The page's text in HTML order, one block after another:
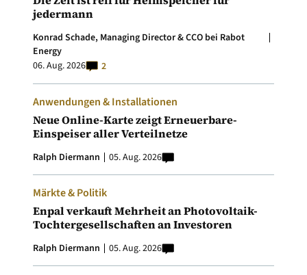
jedermann
Konrad Schade, Managing Director & CCO bei Rabot
Energy
06. Aug. 2026
2
Anwendungen & Installationen
Neue Online-Karte zeigt Erneuerbare-
Einspeiser aller Verteilnetze
Ralph Diermann 05. Aug. 2026
Märkte & Politik
Enpal verkauft Mehrheit an Photovoltaik-
Tochtergesellschaften an Investoren
Ralph Diermann 05. Aug. 2026